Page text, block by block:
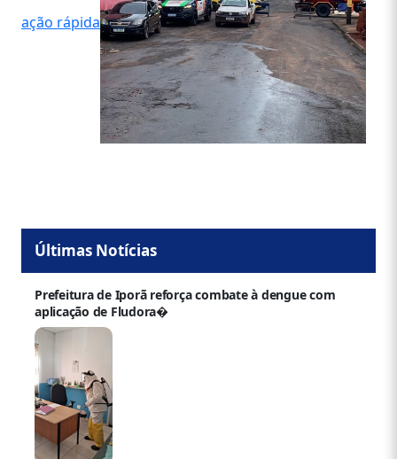
ação rápida
Últimas Notícias
Prefeitura de Iporã reforça combate à dengue com
aplicação de Fludora�